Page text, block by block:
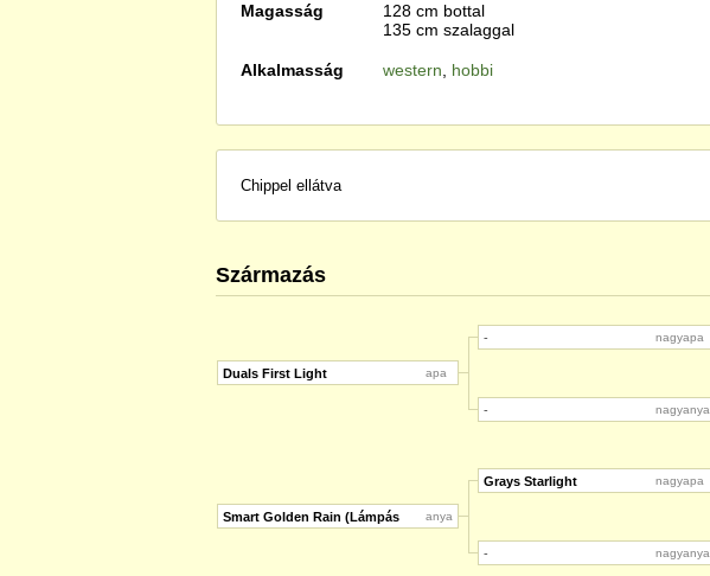
Magasság
128 cm bottal
135 cm szalaggal
Alkalmasság western hobbi
Chippel ellátva
Származás
Duals First Light apa
Smart Golden Rain (Lámpás anya
- nagyapa
- nagyanya
Grays Starlight nagyapa
- nagyanya